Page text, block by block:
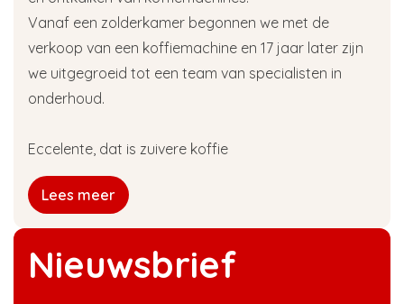
Nieuwsbrief
Vanaf een zolderkamer begonnen we met de
verkoop van een koffiemachine en 17 jaar later zijn
we uitgegroeid tot een team van specialisten in
onderhoud.
Eccelente, dat is zuivere koffie
Lees meer